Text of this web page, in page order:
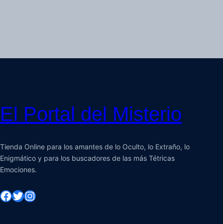
El Portal del Misterio
Tienda Online para los amantes de lo Oculto, lo Extraño, lo
Enigmático y para los buscadores de las más Tétricas
Emociones.